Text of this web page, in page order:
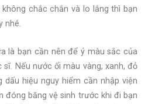
chắc chắn và lo lắng thì bạn
nhé.
là bạn cần nên để ý màu sắc của
Nếu nước ối màu vàng, xanh, đỏ
dấu hiệu nguy hiểm cần nhập viện
đóng băng vệ sinh trước khi đi bạn